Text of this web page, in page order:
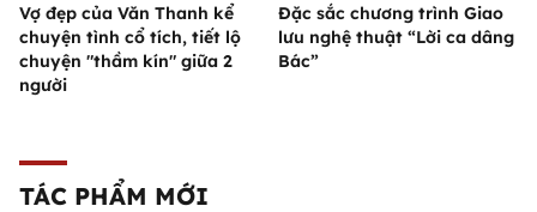
Vợ đẹp của Văn Thanh kể
chuyện tình cổ tích, tiết lộ
chuyện "thầm kín" giữa 2
người
Đặc sắc chương trình Giao
lưu nghệ thuật “Lời ca dâng
Bác”
TÁC PHẨM MỚI